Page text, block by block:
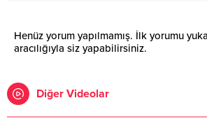
Henüz yorum yapılmamış. İlk yorumu
aracılığıyla siz yapabilirsiniz.
Diğer Videolar